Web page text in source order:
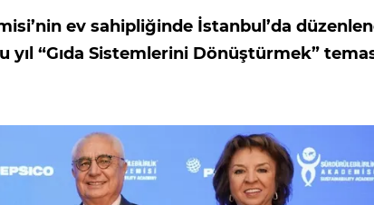
ev sahipliğinde İstanbul’da
“Gıda Sistemlerini Dönüştürmek”